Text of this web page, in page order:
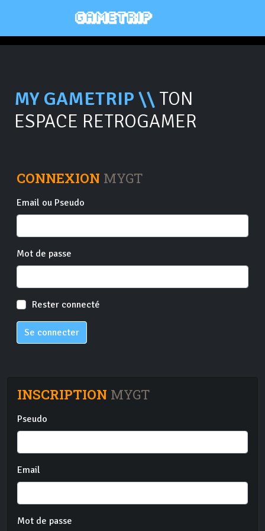
MY GAMETRIP \\ TON
ESPACE RETROGAMER
CONNEXION MYGT
Email ou Pseudo
Mot de passe
Rester connecté
Se connecter
INSCRIPTION MYGT
Pseudo
Email
Mot de passe